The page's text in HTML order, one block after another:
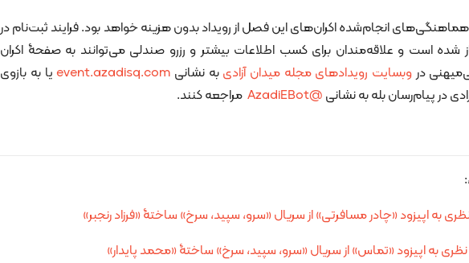
انجام‌شده اکران‌های این فصل از رویداد بدون هزینه خواهد بود. فرایند ثبت‌نام در
شده است و علاقه‌مندان برای کسب اطلاعات بیشتر و رزرو صندلی می‌توانند به صفحۀ اکران
در وبسایت رویدادهای مجله میدان آزادی به نشانی event.azadisq.comیا به بازوی
در پیام‌رسان بله به نشانی @AzadiEBot مراجعه کنند.
به اپیزود «چادر مسافرتی» از سریال «سرو، سپید، سرخ» ساختۀ «فرزاد رنجبر»
نظری به اپیزود «تماس» از سریال «سرو، سپید، سرخ» ساختۀ «محمد پایدار»